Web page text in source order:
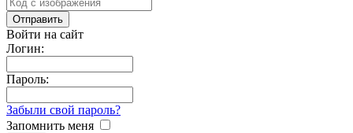
Войти на сайт
Логин:
Пароль:
Забыли свой пароль?
Запомнить меня